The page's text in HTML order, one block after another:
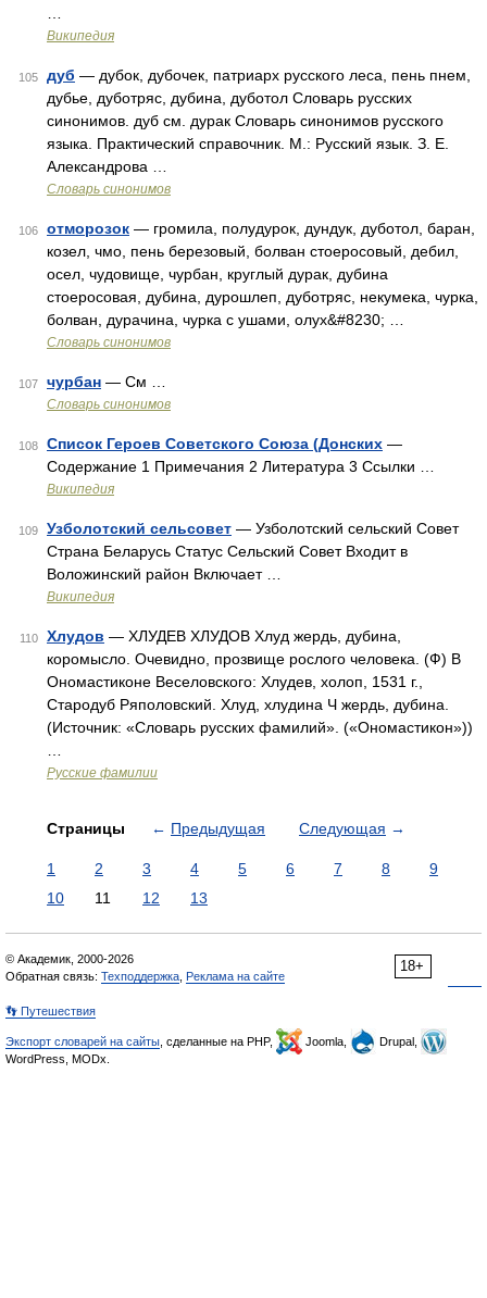
Википедия
105 дуб — дубок, дубочек, патриарх русского леса, пень пнем,
дубье, дуботряс, дубина, дуботол Словарь русских
синонимов. дуб см. дурак Словарь синонимов русского
языка. Практический справочник. М.: Русский язык. З. Е.
Александрова …
Словарь синонимов
106 отморозок — громила, полудурок, дундук, дуботол, баран,
козел, чмо, пень березовый, болван стоеросовый, дебил,
осел, чудовище, чурбан, круглый дурак, дубина
стоеросовая, дубина, дурошлеп, дуботряс, некумека, чурка,
болван, дурачина, чурка с ушами, олух&#8230; …
Словарь синонимов
107 чурбан — См …
Словарь синонимов
108 Список Героев Советского Союза (Донских —
Содержание 1 Примечания 2 Литература 3 Ссылки …
Википедия
109 Узболотский сельсовет — Узболотский сельский Совет
Страна Беларусь Статус Сельский Совет Входит в
Воложинский район Включает …
Википедия
110 Хлудов — ХЛУДЕВ ХЛУДОВ Хлуд жердь, дубина,
коромысло. Очевидно, прозвище рослого человека. (Ф) В
Ономастиконе Веселовского: Хлудев, холоп, 1531 г.,
Стародуб Ряполовский. Хлуд, хлудина Ч жердь, дубина.
(Источник: «Словарь русских фамилий». («Ономастикон»))
Русские фамилии
Страницы ← Предыдущая Следующая →
1 2 3 4 5 6 7 8
9
10
11 12 13
18+
© Академик, 2000-2026
Обратная связь: Техподдержка Реклама на сайте
👣 Путешествия
Экспорт словарей на сайты , сделанные на PHP, Joomla,
Drupal,
WordPress, MODx.